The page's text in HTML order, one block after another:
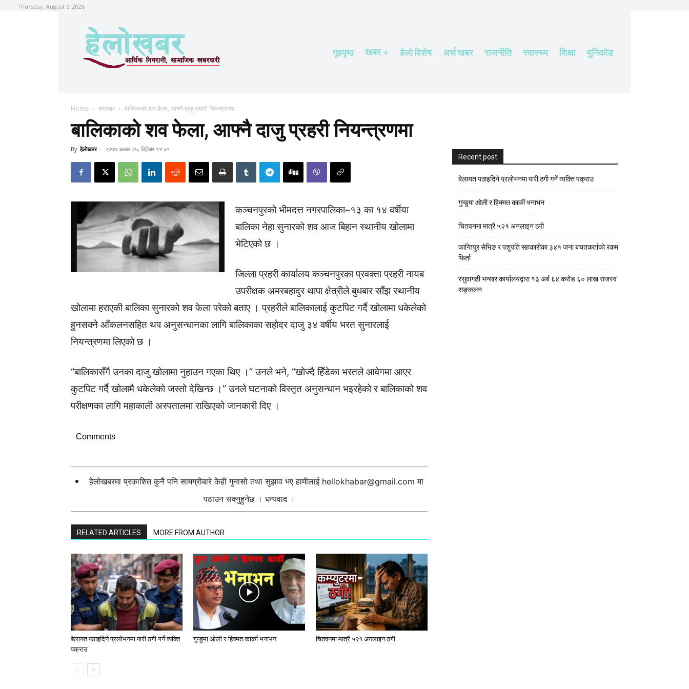
Thursday, August 6, 2026
गृहपृष्ठ खबर हेलाे विशेष अर्थ खबर राजनीति स्वास्थ्य शिक्षा युनिकोड
Home समाचार बालिकाको शव फेला, आफ्नै दाजु प्रहरी नियन्त्रणमा
बालिकाको शव फेला, आफ्नै दाजु प्रहरी नियन्त्रणमा
By हेलाेखबर - २०७७ असार २५, बिहीबार ११:०१
कञ्चनपुरको भीमदत्त नगरपालिका–१३ का १४ वर्षीया
बालिका नेहा सुनारको शव आज बिहान स्थानीय खोलामा
भेटिएको छ ।
जिल्ला प्रहरी कार्यालय कञ्चनपुरका प्रवक्ता प्रहरी नायब
उपरीक्षक अमरबहादुर थापा क्षेत्रीले बुधबार साँझ स्थानीय
खोलामा हराएकी बालिका सुनारको शव फेला परेको बताए । प्रहरीले बालिकालाई कुटपिट गर्दै खोलामा धकेलेको
हुनसक्ने आँकलनसहित थप अनुसन्धानका लागि बालिकाका सहोदर दाजु ३४ वर्षीय भरत सुनारलाई
नियन्त्रणमा लिएको छ ।
“बालिकासँगै उनका दाजु खोलामा नुहाउन गएका थिए ।” उनले भने, “खोज्दै हिँडेका भरतले आवेगमा आएर
कुटपिट गर्दै खोलामै धकेलेको जस्तो देखिन्छ ।” उनले घटनाको विस्तृत अनुसन्धान भइरहेको र बालिकाको शव
परीक्षणका लागि महाकाली अस्पतालमा राखिएको जानकारी दिए ।
Comments
हेलोखबरमा प्रकाशित कुनै पनि सामग्रीबारे केही गुनासो तथा सुझाव भए हामीलाई hellokhabar@gmail.com मा
पठाउन सक्नुहुनेछ । धन्यवाद ।
RELATED ARTICLES MORE FROM AUTHOR
बेलायत पठाइदिने प्रलाेभनमा पारी ठगी गर्ने व्यक्ति
पक्राउ
गुन्डुमा ओली र हिक्मत कार्की भनाभन चितवनमा मात्रै ५२१ अनलाइन ठगी
Recent post
बेलायत पठाइदिने प्रलाेभनमा पारी ठगी गर्ने व्यक्ति पक्राउ
गुन्डुमा ओली र हिक्मत कार्की भनाभन
चितवनमा मात्रै ५२१ अनलाइन ठगी
कान्तिपुर सेभिङ र पशुपति सहकारीका ३४१ जना बचतकर्ताको रकम
फिर्ता
रसुवागढी भन्सार कार्यालयद्वारा १३ अर्ब ६४ करोड ६० लाख राजस्व
सङ्कलन